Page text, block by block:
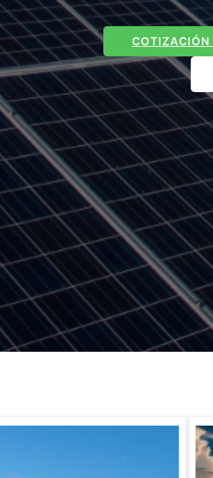
COTIZACIÓN